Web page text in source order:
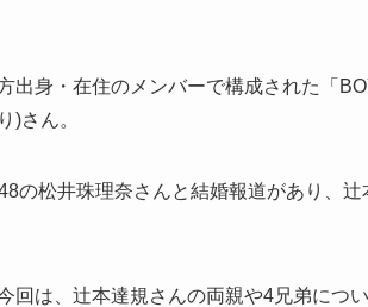
出身・在住のメンバーで構成された「
)さん。
の松井珠理奈さんと結婚報道があり、
回は、辻本達規さんの両親や4兄弟につ